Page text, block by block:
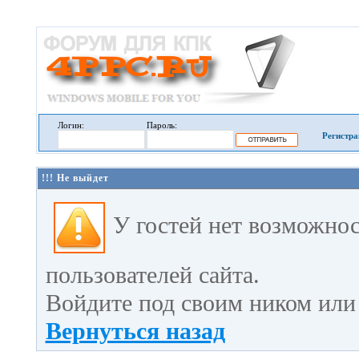
Логин:
Пароль:
!!! Не выйдет
У гостей нет
пользователей сайта.
Войдите под своим ником или
Вернуться назад